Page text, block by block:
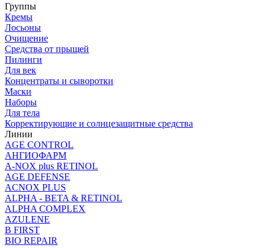
Группы
Кремы
Лосьоны
Очищение
Средства от прыщей
Пилинги
Для век
Концентраты и сыворотки
Маски
Наборы
Для тела
Корректирующие и солнцезащитные средства
Линии
AGE CONTROL
АНГИОФАРМ
A-NOX plus RETINOL
AGE DEFENSE
ACNOX PLUS
ALPHA - BETA & RETINOL
ALPHA COMPLEX
AZULENE
B FIRST
BIO REPAIR